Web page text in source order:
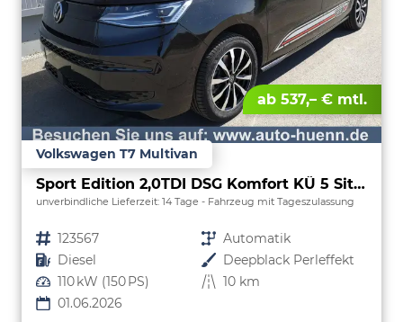
ab 537,– € mtl.
Volkswagen T7 Multivan
Sport Edition 2,0TDI DSG Komfort KÜ 5 Sitzer
unverbindliche Lieferzeit: 14 Tage Fahrzeug mit Tageszulassung
Fahrzeugnr. 123567 Getriebe Automatik
Kraftstoff Diesel Außenfarbe Deepblack Perleffekt
Leistung 110 kW (150 PS) Kilometerstand 10 km
01.06.2026